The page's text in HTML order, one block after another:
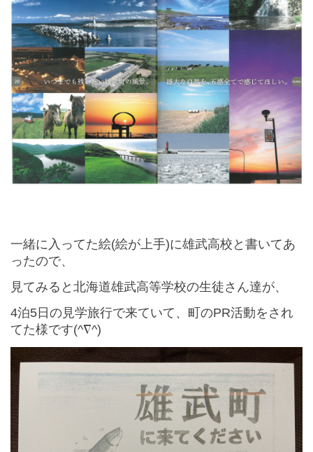
一緒に入ってた絵(絵が上手)に雄武高校と書いてあ
ったので、
見てみると北海道雄武高等学校の生徒さん達が、
4泊5日の見学旅行で来ていて、町のPR活動をされ
てた様です(^∇^)